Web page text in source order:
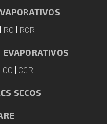
| RC | RCR
EVAPORATIVOS
| CC | CCR
SECOS